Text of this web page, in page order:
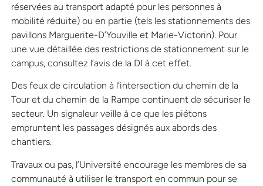
réservées au transport adapté pour les personnes à
mobilité réduite) ou en partie (tels les stationnements des
pavillons Marguerite-D’Youville et Marie-Victorin). Pour
une vue détaillée des restrictions de stationnement sur le
campus, consultez l’avis de la DI à cet effet.
Des feux de circulation à l’intersection du chemin de la
Tour et du chemin de la Rampe continuent de sécuriser le
secteur. Un signaleur veille à ce que les piétons
empruntent les passages désignés aux abords des
chantiers.
Travaux ou pas, l’Université encourage les membres de sa
communauté à utiliser le transport en commun pour se